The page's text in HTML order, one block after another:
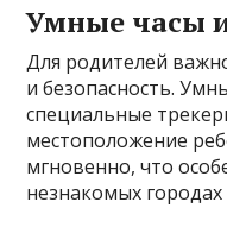
Умные часы
Для родителей
и безопасность.
специальные
местоположение
мгновенно, что
незнакомых